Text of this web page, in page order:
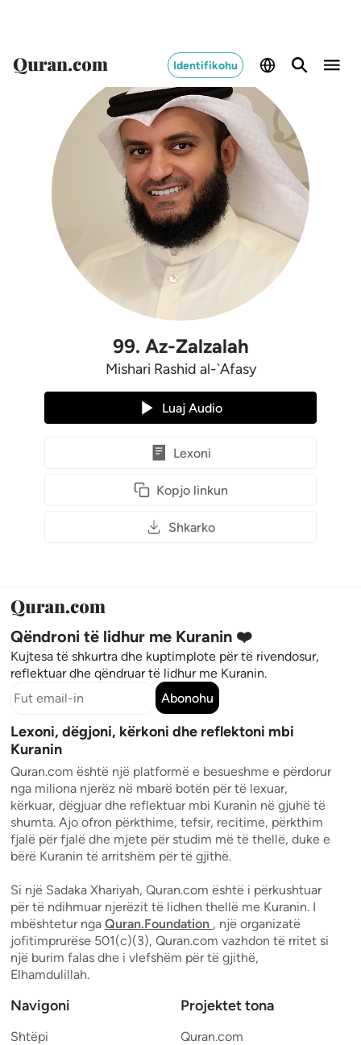
Identifikohu
99. Az-Zalzalah
Mishari Rashid al-`Afasy
Luaj Audio
Lexoni
Kopjo linkun
Shkarko
Qëndroni të lidhur me Kuranin ❤️
Kujtesa të shkurtra dhe kuptimplote për të rivendosur,
reflektuar dhe qëndruar të lidhur me Kuranin.
Abonohu
Lexoni, dëgjoni, kërkoni dhe reflektoni mbi
Kuranin
Quran.com është një platformë e besueshme e përdorur
nga miliona njerëz në mbarë botën për të lexuar,
kërkuar, dëgjuar dhe reflektuar mbi Kuranin në gjuhë të
shumta. Ajo ofron përkthime, tefsir, recitime, përkthim
fjalë për fjalë dhe mjete për studim më të thellë, duke e
bërë Kuranin të arritshëm për të gjithë.
Si një Sadaka Xhariyah, Quran.com është i përkushtuar
për të ndihmuar njerëzit të lidhen thellë me Kuranin. I
mbështetur nga Quran.Foundation , një organizatë
jofitimprurëse 501(c)(3), Quran.com vazhdon të rritet si
një burim falas dhe i vlefshëm për të gjithë,
Elhamdulillah.
Navigoni
Shtëpi
Projektet tona
Quran.com